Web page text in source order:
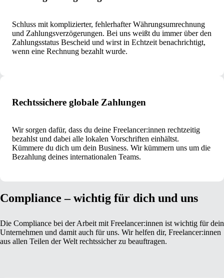
Schluss mit komplizierter, fehlerhafter Währungsumrechnung
und Zahlungsverzögerungen. Bei uns weißt du immer über den
Zahlungsstatus Bescheid und wirst in Echtzeit benachrichtigt,
wenn eine Rechnung bezahlt wurde.
Rechtssichere globale Zahlungen
Wir sorgen dafür, dass du deine Freelancer:innen rechtzeitig
bezahlst und dabei alle lokalen Vorschriften einhältst.
Kümmere du dich um dein Business. Wir kümmern uns um die
Bezahlung deines internationalen Teams.
Compliance – wichtig für dich und uns
Die Compliance bei der Arbeit mit Freelancer:innen ist wichtig für dein
Unternehmen und damit auch für uns. Wir helfen dir, Freelancer:innen
aus allen Teilen der Welt rechtssicher zu beauftragen.